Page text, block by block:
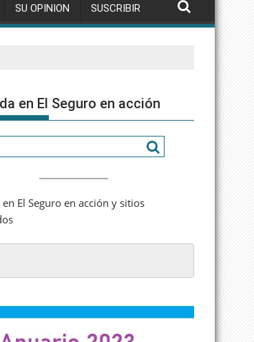
SU OPINION SUSCRIBIR
en El Seguro en acción
El Seguro en acción y sitios